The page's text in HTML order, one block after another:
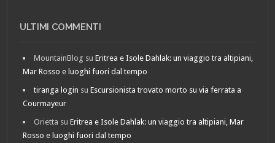
ULTIMI COMMENTI
MountainBlog suEritrea e Isole Dahlak: un viaggio tra altipiani,
Mar Rosso e luoghi fuori dal tempo
tiranga login suEscursionista trovato morto su via ferrata a
Courmayeur
Orietta suEritrea e Isole Dahlak: un viaggio tra altipiani, Mar
Rosso e luoghi fuori dal tempo